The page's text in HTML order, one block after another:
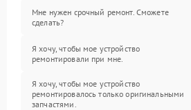
Мне нужен срочный ремонт. Сможете
сделать?
Я хочу, чтобы мое устройство
ремонтировали при мне.
Я хочу, чтобы мое устройство
ремонтировалось только оригинальными
запчастями.